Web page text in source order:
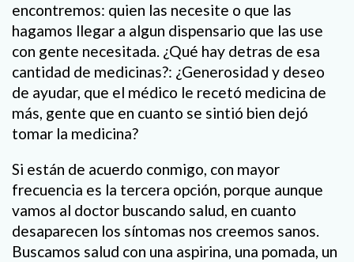
encontremos: quien las necesite o que las
hagamos llegar a algun dispensario que las use
con gente necesitada. ¿Qué hay detras de esa
cantidad de medicinas?: ¿Generosidad y deseo
de ayudar, que el médico le recetó medicina de
más, gente que en cuanto se sintió bien dejó
tomar la medicina?
Si están de acuerdo conmigo, con mayor
frecuencia es la tercera opción, porque aunque
vamos al doctor buscando salud, en cuanto
desaparecen los síntomas nos creemos sanos.
Buscamos salud con una aspirina, una pomada, un